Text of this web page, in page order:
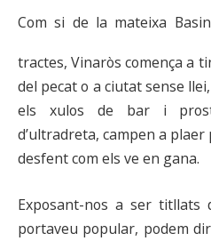
Com si de la mateixa
tractes, Vinaròs comença a
del pecat o a ciutat sense
els xulos de bar i
d’ultradreta, campen a
desfent com els ve en gana.
Exposant-nos a ser titllats
portaveu popular, podem